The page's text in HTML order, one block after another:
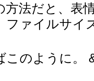
方法だと、表
ファイルサイ
このように。